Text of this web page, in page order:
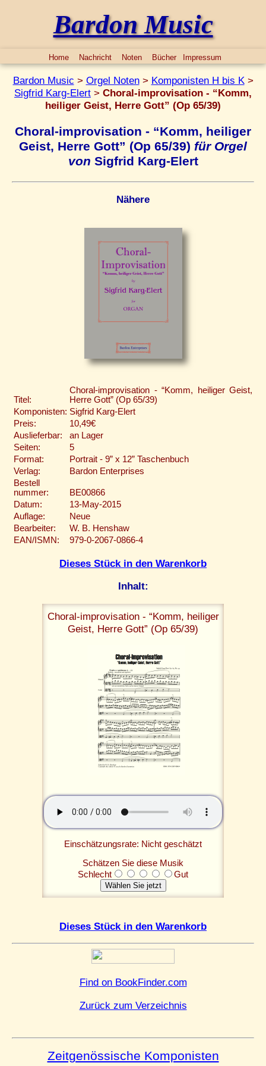
Bardon Music
Home Nachricht Noten Bücher Impressum
Bardon Music > Orgel Noten> Komponisten H bis K>
Sigfrid Karg-Elert > Choral-improvisation - “Komm,
heiliger Geist, Herre Gott” (Op 65/39)
Choral-improvisation - “Komm, heiliger
Geist, Herre Gott” (Op 65/39) für Orgel
von Sigfrid Karg-Elert
Nähere
Titel:
Choral-improvisation - “Komm, heiliger Geist,
Herre Gott” (Op 65/39)
Komponisten: Sigfrid Karg-Elert
Preis:
10,49€
Auslieferbar:
an Lager
Seiten:
5
Format:
Portrait - 9” x 12” Taschenbuch
Verlag:
Bardon Enterprises
Bestell
nummer:
BE00866
Datum:
13-May-2015
Auflage:
Neue
Bearbeiter:
W. B. Henshaw
EAN/ISMN:
979-0-2067-0866-4
Dieses Stück in den Warenkorb
Inhalt:
Choral-improvisation - “Komm, heiliger
Geist, Herre Gott” (Op 65/39)
Einschätzungsrate: Nicht geschätzt
Schätzen Sie diese Musik
Schlecht
Gut
Dieses Stück in den Warenkorb
Find on BookFinder.com
Zurück zum Verzeichnis
Zeitgenössische Komponisten